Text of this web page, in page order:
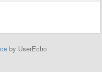
by UserEcho